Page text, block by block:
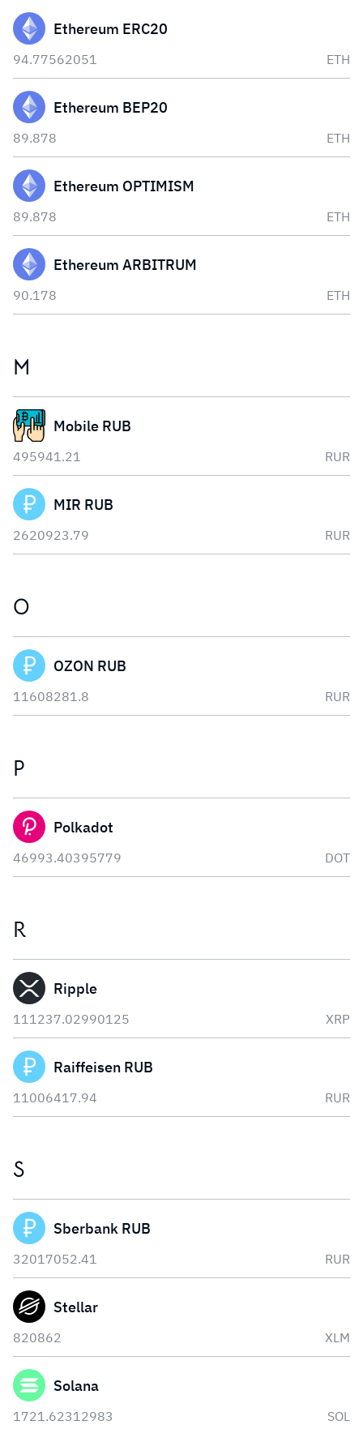
Ethereum ERC20
94.77562051 ETH
Ethereum BEP20
89.878 ETH
Ethereum OPTIMISM
89.878 ETH
Ethereum ARBITRUM
90.178 ETH
M
Mobile RUB
495941.21 RUR
MIR RUB
2620923.79 RUR
O
OZON RUB
11608281.8 RUR
P
Polkadot
46993.40395779 DOT
R
Ripple
111237.02990125 XRP
Raiffeisen RUB
11006417.94 RUR
S
Sberbank RUB
32017052.41 RUR
Stellar
820862 XLM
Solana
1721.62312983 SOL